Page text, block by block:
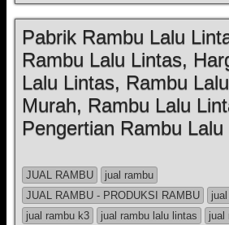
Pabrik Rambu Lalu
Rambu Lalu Lintas,
Lalu Lintas, Rambu
Murah, Rambu Lalu
Pengertian Rambu Lalu
JUAL RAMBU
jual rambu
JUAL RAMBU - PRODUKSI RAMBU
jual rambu k3
jual rambu lalu lintas
jual